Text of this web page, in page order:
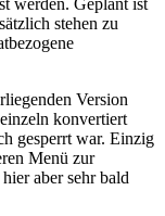
werden. Geplant ist
stehen zu
Version
konvertiert
gesperrt war. Einzig
Menü zur
aber sehr bald